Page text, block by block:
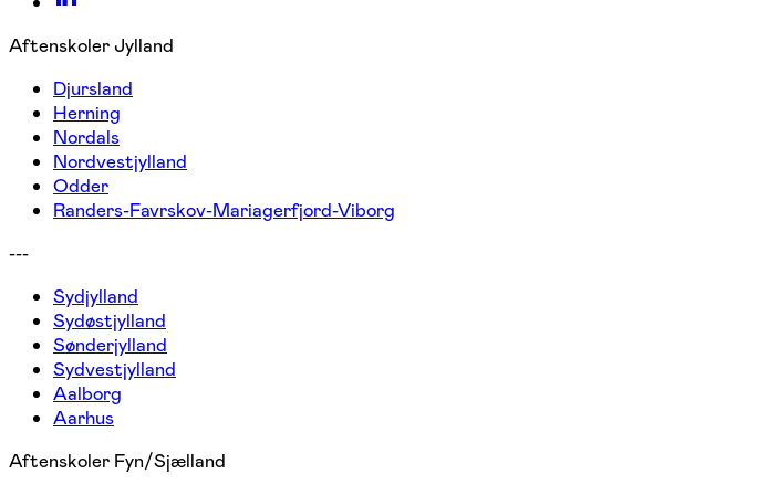
Aftenskoler Jylland
Djursland
Herning
Nordals
Nordvestjylland
Odder
Randers-Favrskov-Mariagerfjord-Viborg
---
Sydjylland
Sydøstjylland
Sønderjylland
Sydvestjylland
Aalborg
Aarhus
Aftenskoler Fyn/Sjælland